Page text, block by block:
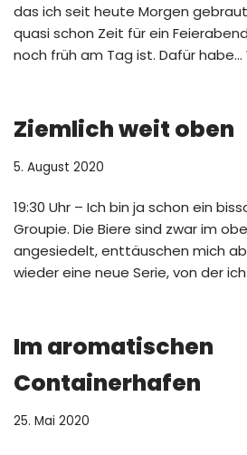
das ich seit heute Morgen
quasi schon Zeit für ein
noch früh am Tag ist. Dafür habe…
Ziemlich weit oben
5. August 2020
19:30 Uhr – Ich bin ja schon ein
Groupie. Die Biere sind zwar im
angesiedelt, enttäuschen mich
wieder eine neue Serie, von der
Im aromatischen
Containerhafen
25. Mai 2020